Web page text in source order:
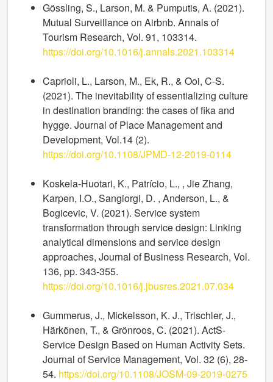
Gössling, S., Larson, M. & Pumputis, A. (2021).
Mutual Surveillance on Airbnb. Annals of
Tourism Research, Vol. 91, 103314.
https://doi.org/10.1016/j.annals.2021.103314
Caprioli, L., Larson, M., Ek, R., & Ooi, C-S.
(2021). The inevitability of essentializing culture
in destination branding: the cases of fika and
hygge. Journal of Place Management and
Development, Vol.14 (2).
https://doi.org/10.1108/JPMD-12-2019-0114
Koskela-Huotari, K., Patrício, L., , Jie Zhang,
Karpen, I.O., Sangiorgi, D. , Anderson, L., &
Bogicevic, V. (2021). Service system
transformation through service design: Linking
analytical dimensions and service design
approaches, Journal of Business Research, Vol.
136, pp. 343-355.
https://doi.org/10.1016/j.jbusres.2021.07.034
Gummerus, J., Mickelsson, K. J., Trischler, J.,
Härkönen, T., & Grönroos, C. (2021). ActS-
Service Design Based on Human Activity Sets.
Journal of Service Management, Vol. 32 (6), 28-
54. https://doi.org/10.1108/JOSM-09-2019-0275